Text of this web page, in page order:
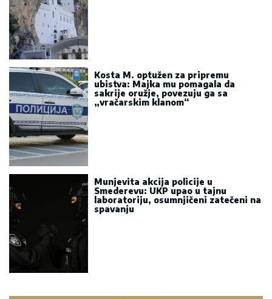
Kosta M. optužen za pripremu
ubistva: Majka mu pomagala da
sakrije oružje, povezuju ga sa
„vračarskim klanom“
Munjevita akcija policije u
Smederevu: UKP upao u tajnu
laboratoriju, osumnjičeni zatečeni na
spavanju